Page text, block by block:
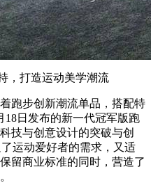
，打造运动美学潮流
跑步创新潮流单品，搭配特
18日发布的新一代冠军版跑
技与创意设计的突破与创
运动爱好者的需求，又适
留商业标准的同时，营造了